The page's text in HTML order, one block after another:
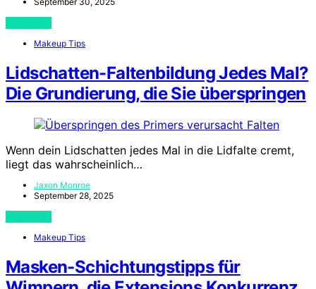
Makeup Tips
Lidschatten-Faltenbildung Jedes Mal?
Die Grundierung, die Sie überspringen
Wenn dein Lidschatten jedes Mal in die Lidfalte cremt,
liegt das wahrscheinlich…
Jaxon Monroe
September 28, 2025
Makeup Tips
Masken-Schichtungstipps für